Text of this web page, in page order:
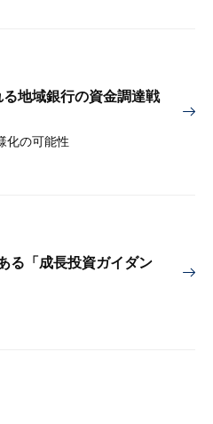
地域銀行の資金調達戦
化の可能性
る「成長投資ガイダン